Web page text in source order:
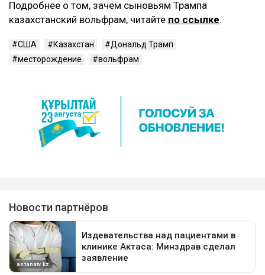
Подробнее о том, зачем сыновьям Трампа
казахстанский вольфрам, читайте по ссылке.
США Казахстан
Дональд Трамп
месторождение
вольфрам